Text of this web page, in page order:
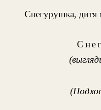
Снегурушка, дитя